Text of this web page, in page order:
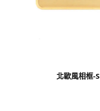
北歐風相框-S